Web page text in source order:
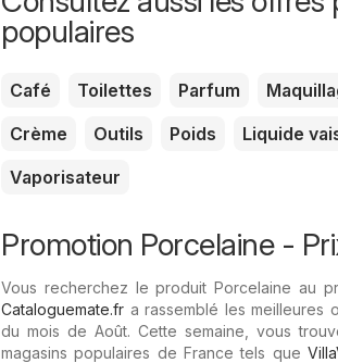
populaires
Café Toilettes Parfum
Crème
Outils Poids Liquide
Vaporisateur
Promotion Porcelaine -
Vous recherchez le produit Porcelaine au
Cataloguemate.fr a rassemblé les meilleures
du mois de Août. Cette semaine, vous
magasins populaires de France tels que